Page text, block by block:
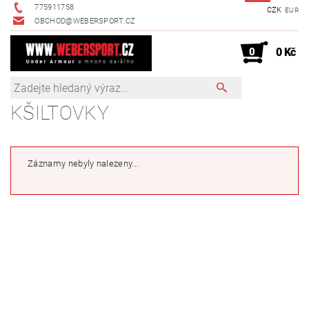
775911758
OBCHOD@WEBERSPORT.CZ
CZK EUR
0 0 Kč
KŠILTOVKY
Záznamy nebyly nalezeny...